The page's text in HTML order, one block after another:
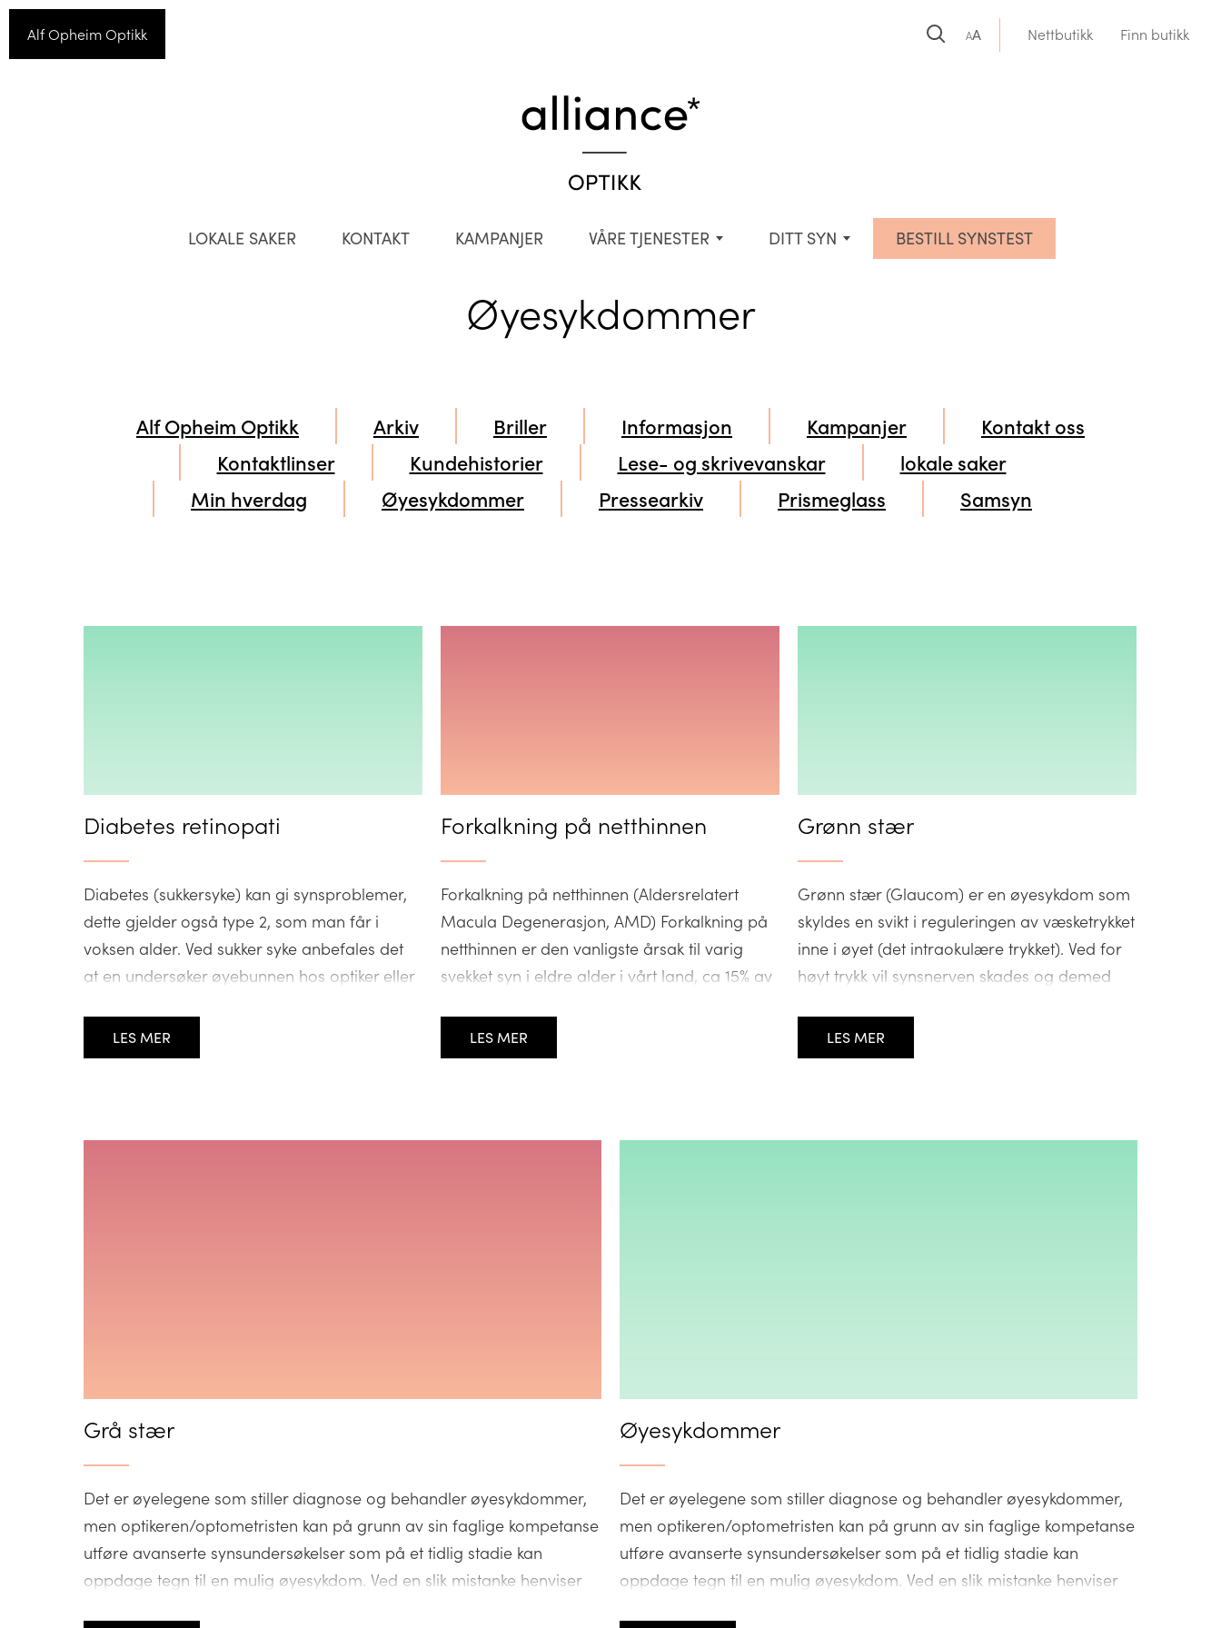
Alf Opheim Optikk AA Nettbutikk Finn butikk
LOKALE SAKER KONTAKT KAMPANJER VÅRE TJENESTER DITT SYN BESTILL SYNSTEST
Øyesykdommer
Alf Opheim Optikk Arkiv Briller Informasjon Kampanjer
Kontakt oss
Kontaktlinser
Kundehistorier Lese- og skrivevanskar
lokale saker
Min hverdag
Øyesykdommer Pressearkiv Prismeglass Samsyn
Diabetes retinopati
Diabetes (sukkersyke) kan gi synsproblemer,
dette gjelder også type 2, som man får i
voksen alder. Ved sukker syke anbefales det
at en undersøker øyebunnen hos optiker eller
merker forandringer, kan det likevel skje
endringer i øyet som krever behandling.
LES MER
Forkalkning på netthinnen
Forkalkning på netthinnen (Aldersrelatert
Macula Degenerasjon, AMD) Forkalkning på
netthinnen er den vanligste årsak til varig
svekket syn i eldre alder i vårt land, ca 15% av
Sykdommen synes å ha en arvelig
disposisjon. Man tror også at årsaken til
LES MER
Grønn stær
Grønn stær (Glaucom) er en øyesykdom som
skyldes en svikt i reguleringen av væsketrykket
inne i øyet (det intraokulære trykket). Ved for
høyt trykk vil synsnerven skades og demed
sykdommen rammer anslagsvis 2 % av
befolkningen over 40 år i vår del av verden. I
LES MER
Grå stær
Det er øyelegene som stiller diagnose og behandler øyesykdommer,
men optikeren/optometristen kan på grunn av sin faglige kompetanse
utføre avanserte synsundersøkelser som på et tidlig stadie kan
oppdage tegn til en mulig øyesykdom. Ved en slik mistanke henviser
Øyesykdommer
Det er øyelegene som stiller diagnose og behandler øyesykdommer,
men optikeren/optometristen kan på grunn av sin faglige kompetanse
utføre avanserte synsundersøkelser som på et tidlig stadie kan
oppdage tegn til en mulig øyesykdom. Ved en slik mistanke henviser